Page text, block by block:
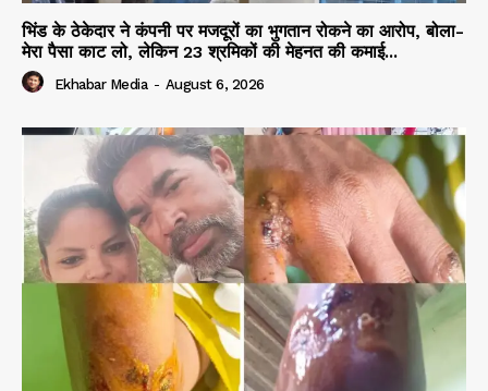
भिंड के ठेकेदार ने कंपनी पर मजदूरों का भुगतान रोकने का आरोप, बोला-
मेरा पैसा काट लो, लेकिन 23 श्रमिकों की मेहनत की कमाई...
Ekhabar Media - August 6, 2026